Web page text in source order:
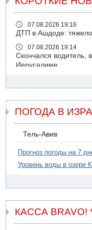
07.08.2026 19:16
ДТП в Ашдоде:
07.08.2026 19:14
Скончался водитель,
Иерусалиме
Подозреваемый в
07.08.2026 17:55
Обнародовано имя
07.08.2026 17:51
БАГАЦ отказался
для уклонистов-
В Иерусалиме
Ливанская армия
ПОГОДА В
Тель-Авив
Прогноз погоды на 7
Уровень воды в озере
КАССА BRAVO!